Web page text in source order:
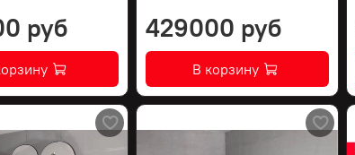
руб 429000 руб
В корзину